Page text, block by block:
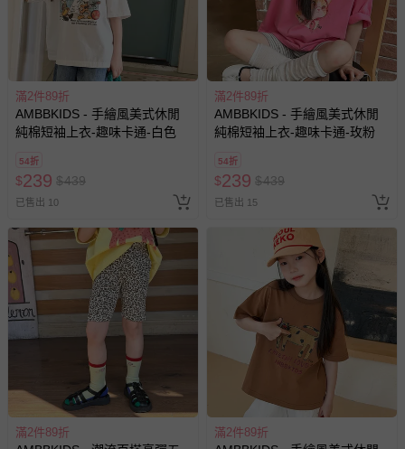
商品實際的配達日期，可於訂單個人資料內的查詢訂單內，
已出貨通知之訊息為主。
如您收到商品，請依正常流程檢查是否完好，若商品遇瑕疵
情形，您可申請更換新品或退貨，請見：
退貨的辦理流程。
若您對於會員帳號、商品訂購與資訊、購物流程、付款方
式、折價券與購物金的使用、退貨及商品運送方式等有疑
問，你可詳見： 媽咪愛客服中心 。
預購商品：預購為海外同步代購，遇缺貨即會通知媽咪並協
助取消退款事宜。
會主動以簡訊及mail通知訂單取消事宜，並將提供適當補
滿2件89折
AMBBKIDS - 手繪風美式休閒
純棉短袖上衣-趣味卡通-白色
54折
$239 $439
已售出 10
滿2件89折
AMBBKIDS - 手繪風美式休閒
純棉短袖上衣-趣味卡通-玫粉
54折
$239 $439
已售出 15
滿2件89折 滿2件89折